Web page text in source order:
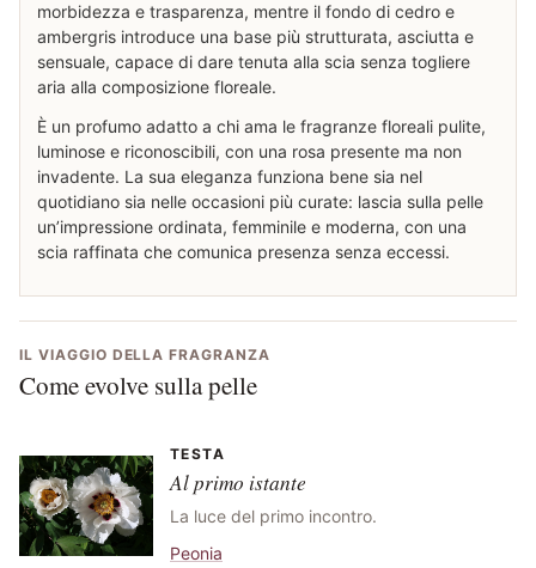
morbidezza e trasparenza, mentre il fondo di cedro e
ambergris introduce una base più strutturata, asciutta e
sensuale, capace di dare tenuta alla scia senza togliere
aria alla composizione floreale.
È un profumo adatto a chi ama le fragranze floreali pulite,
luminose e riconoscibili, con una rosa presente ma non
invadente. La sua eleganza funziona bene sia nel
quotidiano sia nelle occasioni più curate: lascia sulla pelle
un’impressione ordinata, femminile e moderna, con una
scia raffinata che comunica presenza senza eccessi.
IL VIAGGIO DELLA FRAGRANZA
Come evolve sulla pelle
TESTA
Al primo istante
La luce del primo incontro.
Peonia